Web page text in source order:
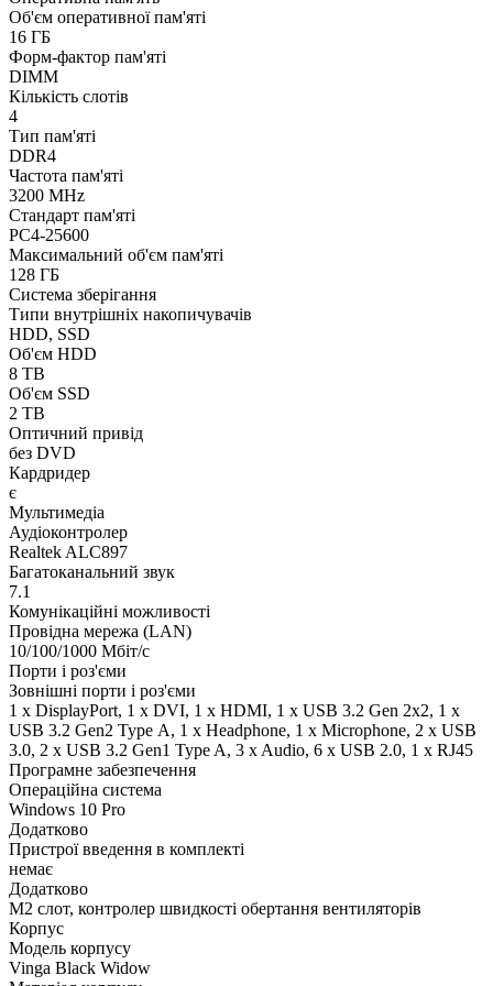
Об'єм оперативної пам'яті
16 ГБ
Форм-фактор пам'яті
DIMM
Кількість слотів
4
Тип пам'яті
DDR4
Частота пам'яті
3200 MHz
Стандарт пам'яті
PC4-25600
Максимальний об'єм пам'яті
128 ГБ
Система зберігання
Типи внутрішніх накопичувачів
HDD, SSD
Об'єм HDD
8 TB
Об'єм SSD
2 TB
Оптичний привід
без DVD
Кардридер
є
Мультимедіа
Аудіоконтролер
Realtek ALC897
Багатоканальний звук
7.1
Комунікаційні можливості
Провідна мережа (LAN)
10/100/1000 Мбіт/с
Порти і роз'єми
Зовнішні порти і роз'єми
1 x DisplayPort, 1 x DVI, 1 x HDMI, 1 x USB 3.2 Gen 2x2, 1 x
USB 3.2 Gen2 Type А, 1 x Нeadphone, 1 х Microphone, 2 x USB
3.0, 2 x USB 3.2 Gen1 Type A, 3 x Audio, 6 x USB 2.0, 1 x RJ45
Програмне забезпечення
Операційна система
Windows 10 Pro
Додатково
Пристрої введення в комплекті
немає
Додатково
M2 слот, контролер швидкості обертання вентиляторів
Корпус
Модель корпусу
Vinga Black Widow